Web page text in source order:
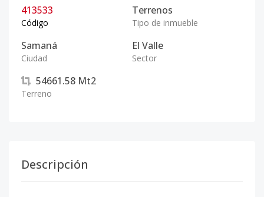
413533
Código
Terrenos
Tipo de inmueble
Samaná
Ciudad
El Valle
Sector
54661.58 Mt2
Terreno
Descripción